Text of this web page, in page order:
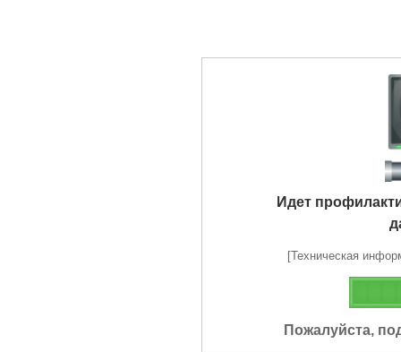
Идет
[Техническая
Пожалуйста,